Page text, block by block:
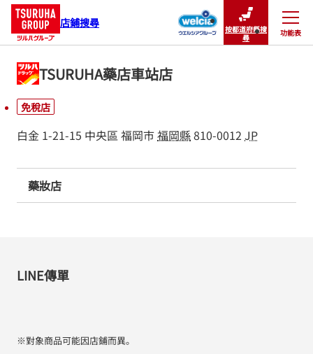
店鋪搜尋
按都道府縣搜
尋
功能表
關閉
TSURUHA藥店車站店
免稅店
白金 1-21-15 中央區福岡市福岡縣810-0012 JP
藥妝店
LINE傳單
※對象商品可能因店鋪而異。